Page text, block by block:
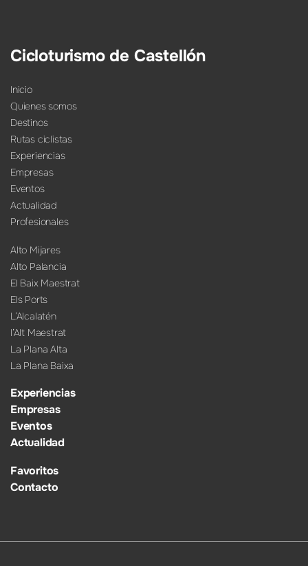
Cicloturismo de Castellón
Inicio
Quienes somos
Destinos
Rutas ciclistas
Experiencias
Empresas
Eventos
Actualidad
Profesionales
Alto Mijares
Alto Palancia
El Baix Maestrat
Els Ports
L’Alcalatén
l’Alt Maestrat
La Plana Alta
La Plana Baixa
Experiencias
Empresas
Eventos
Actualidad
Favoritos
Contacto